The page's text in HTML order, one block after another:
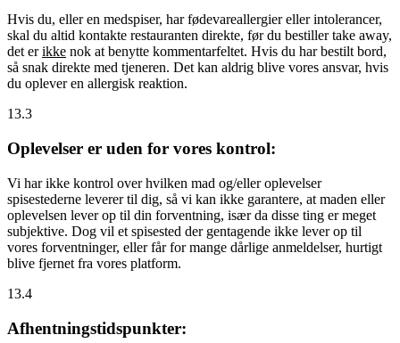
Hvis du, eller en medspiser, har fødevareallergier eller intolerancer,
skal du altid kontakte restauranten direkte, før du bestiller take away,
det erikke nok at benytte kommentarfeltet. Hvis du har bestilt bord,
så snak direkte med tjeneren. Det kan aldrig blive vores ansvar, hvis
du oplever en allergisk reaktion.
13.3
Oplevelser er uden for vores kontrol:
Vi har ikke kontrol over hvilken mad og/eller oplevelser
spisestederne leverer til dig, så vi kan ikke garantere, at maden eller
oplevelsen lever op til din forventning, især da disse ting er meget
subjektive. Dog vil et spisested der gentagende ikke lever op til
vores forventninger, eller får for mange dårlige anmeldelser, hurtigt
blive fjernet fra vores platform.
13.4
Afhentningstidspunkter: